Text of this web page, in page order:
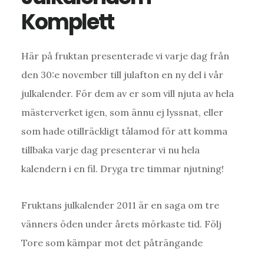
Komplett
Här på fruktan presenterade vi varje dag från
den 30:e november till julafton en ny del i vår
julkalender. För dem av er som vill njuta av hela
mästerverket igen, som ännu ej lyssnat, eller
som hade otillräckligt tålamod för att komma
tillbaka varje dag presenterar vi nu hela
kalendern i en fil. Dryga tre timmar njutning!
Fruktans julkalender 2011 är en saga om tre
vänners öden under årets mörkaste tid. Följ
Tore som kämpar mot det påträngande